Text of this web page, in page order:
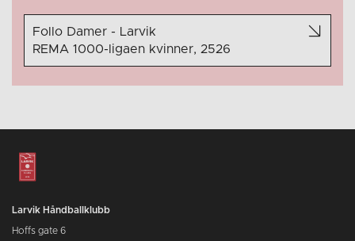
Follo Damer - Larvik
REMA 1000-ligaen kvinner, 2526
Larvik Håndballklubb
Hoffs gate 6